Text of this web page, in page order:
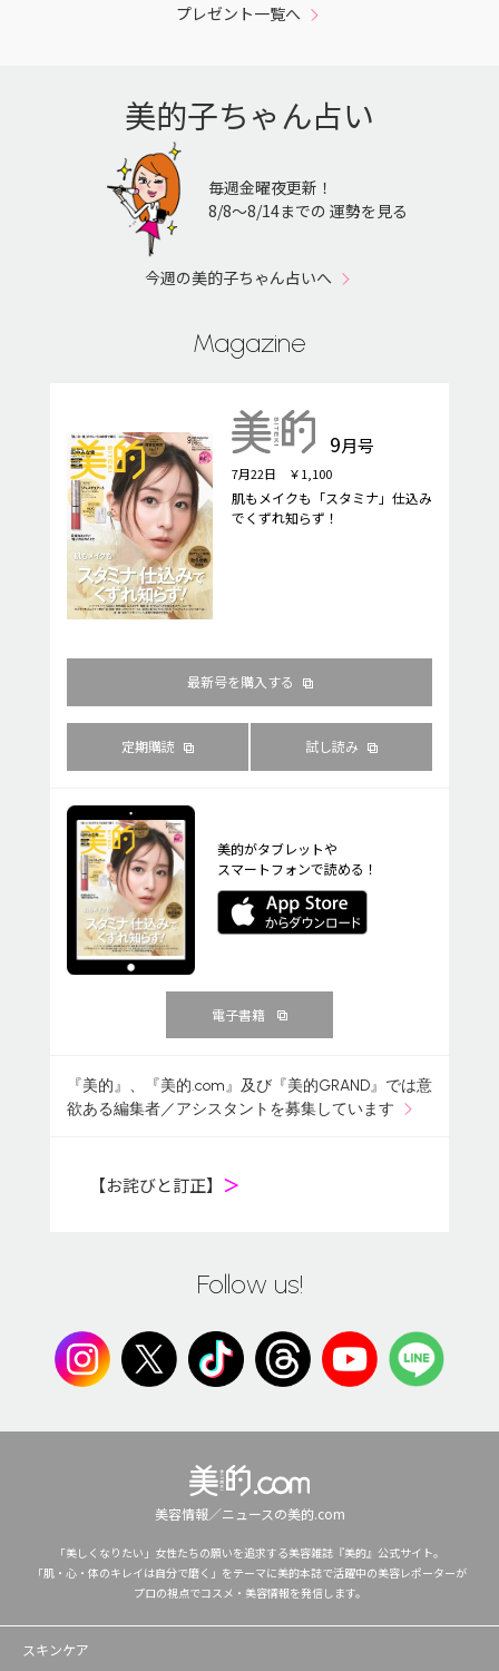
プレゼント一覧へ
美的子ちゃん占い
毎週金曜夜更新！
8/8〜8/14までの 運勢を見る
今週の美的子ちゃん占いへ
Magazine
9月号
7月22日 ￥1,100
肌もメイクも「スタミナ」仕込み
でくずれ知らず！
最新号を購入する
定期購読 試し読み
美的がタブレットや
スマートフォンで読める！
電子書籍
『美的』、『美的.com』及び『美的GRAND』では意
欲ある編集者／アシスタントを募集しています
【お詫びと訂正】 ＞
Follow us!
美容情報／ニュースの美的.com
「美しくなりたい」女性たちの願いを追求する美容雑誌『美的』公式サイト。
「肌・心・体のキレイは自分で磨く」をテーマに美的本誌で活躍中の美容レポーターが
プロの視点でコスメ・美容情報を発信します。
スキンケア